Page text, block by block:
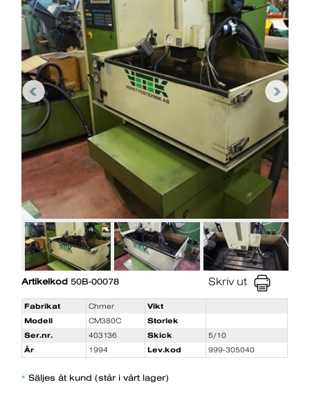
Artikelkod 50B-00078 Skriv ut
Fabrikat Chmer
Vikt
Modell
CM380C
Storlek
Ser.nr.
403136 Skick
5/10
År
1994 Lev.kod 999-305040
*Säljes åt kund (står i vårt lager)